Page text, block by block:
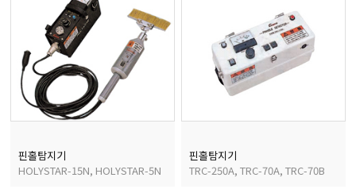
핀홀탐지기
HOLYSTAR-15N, HOLYSTAR-5N
핀홀탐지기
TRC-250A, TRC-70A, TRC-70B